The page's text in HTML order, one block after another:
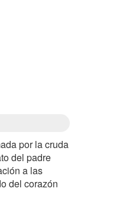
por la cruda
del padre
a las
del corazón